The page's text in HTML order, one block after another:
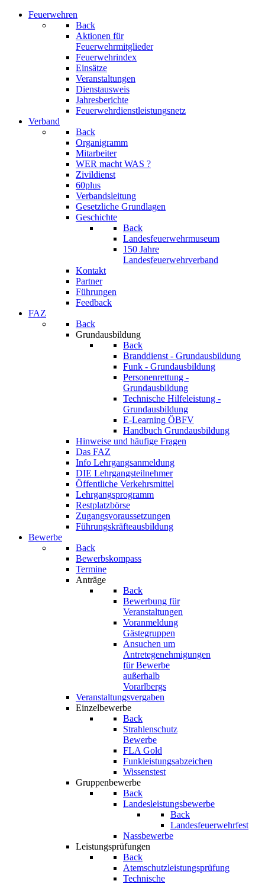
Feuerwehren
Back
Aktionen für
Feuerwehrmitglieder
Feuerwehrindex
Einsätze
Veranstaltungen
Dienstausweis
Jahresberichte
Feuerwehrdienstleistungsnetz
Verband
Back
Organigramm
Mitarbeiter
WER macht WAS ?
Zivildienst
60plus
Verbandsleitung
Gesetzliche Grundlagen
Geschichte
Back
Landesfeuerwehrmuseum
150 Jahre
Landesfeuerwehrverband
Kontakt
Partner
Führungen
Feedback
FAZ
Back
Grundausbildung
Back
Branddienst - Grundausbildung
Funk - Grundausbildung
Personenrettung -
Grundausbildung
Technische Hilfeleistung -
Grundausbildung
E-Learning ÖBFV
Handbuch Grundausbildung
Hinweise und häufige Fragen
Das FAZ
Info Lehrgangsanmeldung
DIE Lehrgangsteilnehmer
Öffentliche Verkehrsmittel
Lehrgangsprogramm
Restplatzbörse
Zugangsvoraussetzungen
Führungskräfteausbildung
Bewerbe
Back
Bewerbskompass
Termine
Anträge
Back
Bewerbung für
Veranstaltungen
Voranmeldung
Gästegruppen
Ansuchen um
Antretegenehmigungen
für Bewerbe
außerhalb
Vorarlbergs
Veranstaltungsvergaben
Einzelbewerbe
Back
Strahlenschutz
Bewerbe
FLA Gold
Funkleistungsabzeichen
Wissenstest
Gruppenbewerbe
Back
Landesleistungsbewerbe
Back
Landesfeuerwehrfest
Nassbewerbe
Leistungsprüfungen
Back
Atemschutzleistungsprüfung
Technische